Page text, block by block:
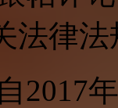
法律
2017